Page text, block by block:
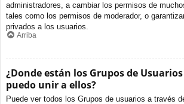
administradores, a cambiar los permisos de
tales como los permisos de moderador, o
privados a los usuarios.
Arriba
¿Donde están los Grupos de
puedo unir a ellos?
Puede ver todos los Grupos de usuarios a través